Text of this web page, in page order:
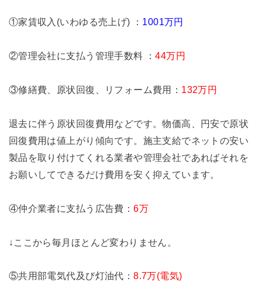
①家賃収入(いわゆる売上げ) ： 1001万円
②管理会社に支払う管理手数料 ：44万円
③修繕費、原状回復、リフォーム費用： 132万円
退去に伴う原状回復費用などです。物価高、円安で原状
回復費用は値上がり傾向です。施主支給でネットの安い
製品を取り付けてくれる業者や管理会社であればそれを
お願いしてできるだけ費用を安く抑えています。
④仲介業者に支払う広告費：6万
↓ここから毎月ほとんど変わりません。
⑤共用部電気代及び灯油代：8.7万(電気)